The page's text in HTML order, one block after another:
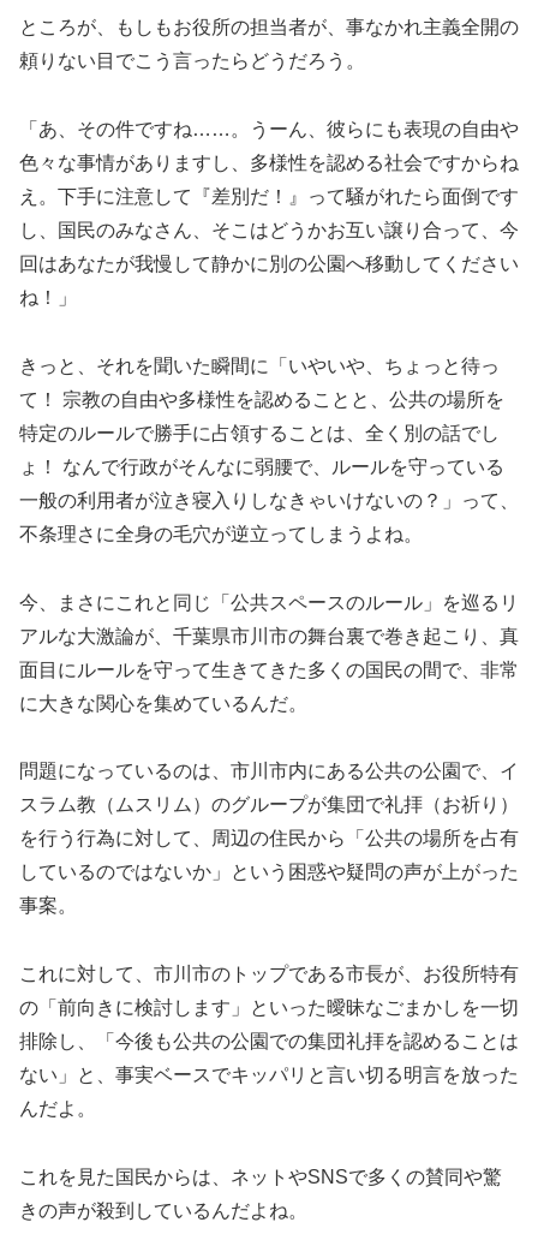
ところが、もしもお役所の担当者が、事なかれ主義全開の
頼りない目でこう言ったらどうだろう。
「あ、その件ですね……。うーん、彼らにも表現の自由や
色々な事情がありますし、多様性を認める社会ですからね
え。下手に注意して『差別だ！』って騒がれたら面倒です
し、国民のみなさん、そこはどうかお互い譲り合って、今
回はあなたが我慢して静かに別の公園へ移動してください
ね！」
きっと、それを聞いた瞬間に「いやいや、ちょっと待っ
て！ 宗教の自由や多様性を認めることと、公共の場所を
特定のルールで勝手に占領することは、全く別の話でし
ょ！ なんで行政がそんなに弱腰で、ルールを守っている
一般の利用者が泣き寝入りしなきゃいけないの？」って、
不条理さに全身の毛穴が逆立ってしまうよね。
今、まさにこれと同じ「公共スペースのルール」を巡るリ
アルな大激論が、千葉県市川市の舞台裏で巻き起こり、真
面目にルールを守って生きてきた多くの国民の間で、非常
に大きな関心を集めているんだ。
問題になっているのは、市川市内にある公共の公園で、イ
スラム教（ムスリム）のグループが集団で礼拝（お祈り）
を行う行為に対して、周辺の住民から「公共の場所を占有
しているのではないか」という困惑や疑問の声が上がった
事案。
これに対して、市川市のトップである市長が、お役所特有
の「前向きに検討します」といった曖昧なごまかしを一切
排除し、「今後も公共の公園での集団礼拝を認めることは
ない」と、事実ベースでキッパリと言い切る明言を放った
んだよ。
これを見た国民からは、ネットやSNSで多くの賛同や驚
きの声が殺到しているんだよね。